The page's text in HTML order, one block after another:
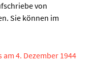
von
Sie können im
4. Dezember 1944